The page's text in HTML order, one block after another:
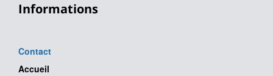
Informations
Contact
Accueil